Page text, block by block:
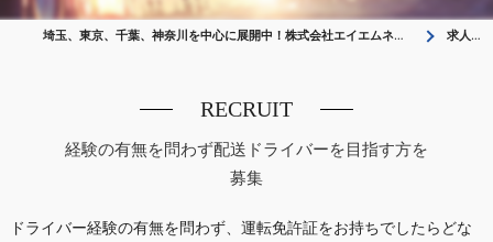
埼玉、東京、千葉、神奈川を中心に展開中！株式会社エイエムネット ドライバーを募集中 求人一覧
RECRUIT
経験の有無を問わず配送ドライバーを目指す方を
募集
ドライバー経験の有無を問わず、運転免許証をお持ちでしたらどな